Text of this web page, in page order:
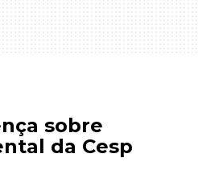
sobre
da Cesp